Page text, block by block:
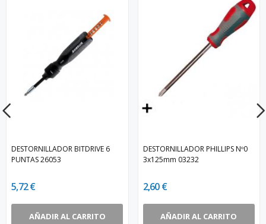
DESTORNILLADOR BITDRIVE 6
PUNTAS 26053
5,72 €
AÑADIR AL CARRITO
DESTORNILLADOR PHILLIPS Nº0
3x125mm 03232
2,60 €
AÑADIR AL CARRITO